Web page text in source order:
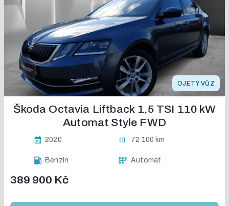
OJETÝ VŮZ
Škoda Octavia Liftback 1,5 TSI 110 kW
Automat Style FWD
2020 72 100 km
Benzín Automat
389 900 Kč